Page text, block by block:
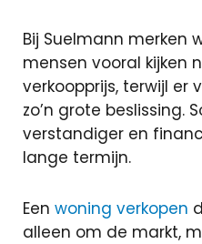
Bij Suelmann merken
mensen vooral kijken
verkoopprijs, terwijl er
zo’n grote beslissing.
verstandiger en
lange termijn.
Een woning verkopen
alleen om de markt,